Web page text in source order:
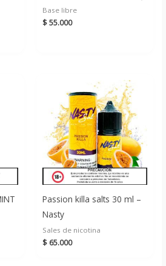
Base libre
$55.000
Passion killa salts 30 ml –
Nasty
Sales de nicotina
$ 65.000